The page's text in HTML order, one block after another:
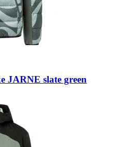
JARNE slate green